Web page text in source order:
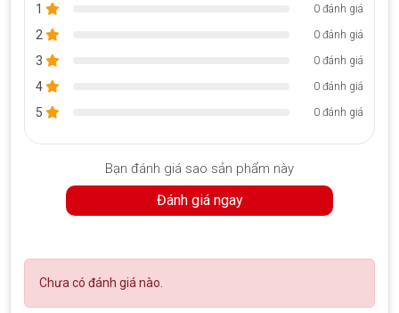
1 0 đánh giá
2 0 đánh giá
3 0 đánh giá
4 0 đánh giá
5 0 đánh giá
Bạn đánh giá sao sản phẩm này
Đánh giá ngay
Chưa có đánh giá nào.